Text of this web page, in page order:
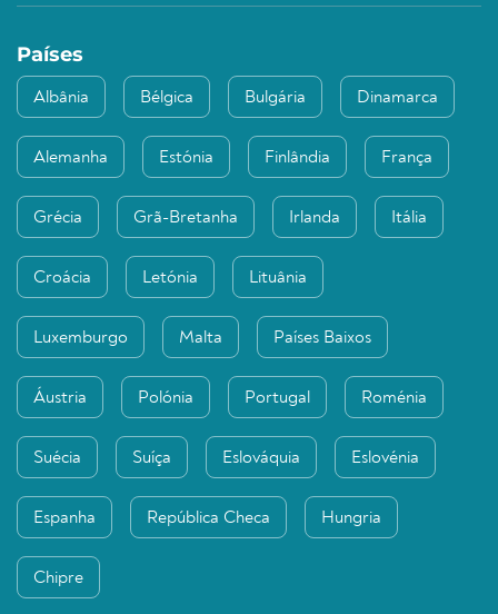
Países
Albânia Bélgica Bulgária Dinamarca
Alemanha Estónia Finlândia França
Grécia Grã-Bretanha Irlanda Itália
Croácia Letónia Lituânia
Luxemburgo Malta Países Baixos
Áustria Polónia Portugal Roménia
Suécia Suíça Eslováquia Eslovénia
Espanha República Checa Hungria
Chipre